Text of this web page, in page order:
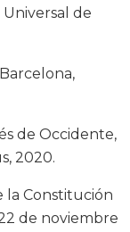
de
de Occidente,
2020.
la Constitución
de noviembre